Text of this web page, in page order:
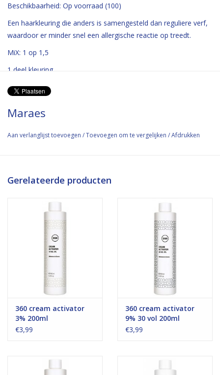
Beschikbaarheid: Op voorraad (100)
Een haarkleuring die anders is samengesteld dan reguliere verf,
waardoor er minder snel een allergische reactie op treedt.
MiX: 1 op 1,5
1 deel kleuring
1,5 deel peroxide
Maraes
Aan verlanglijst toevoegen /Toevoegen om te vergelijken /Afdrukken
Gerelateerde producten
360 cream activator
3% 200ml
€3,99
360 cream activator
9% 30 vol 200ml
€3,99